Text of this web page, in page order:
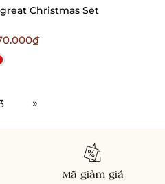
Christmas Set
»
Mã giảm giá